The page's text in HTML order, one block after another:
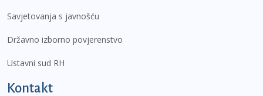
Savjetovanja s javnošću
Državno izborno povjerenstvo
Ustavni sud RH
Kontakt